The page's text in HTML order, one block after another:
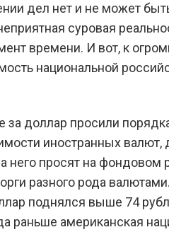
дел нет и не может
суровая
времени. И вот, к
национальной
за доллар просили
иностранных валют,
него просят на фондовом
разного рода
поднялся выше 74
раньше американская